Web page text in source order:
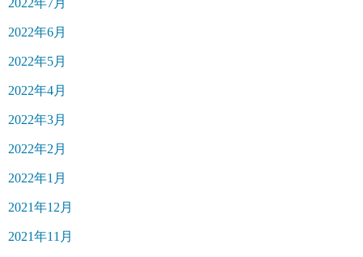
2022年7月
2022年6月
2022年5月
2022年4月
2022年3月
2022年2月
2022年1月
2021年12月
2021年11月